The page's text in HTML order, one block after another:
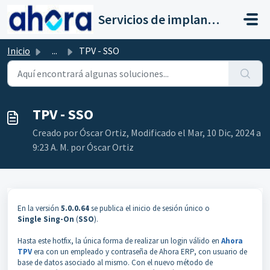
Saltar al contenido principal
Servicios de implantación a clientes de Ahora
Inicio ... TPV - SSO
TPV - SSO
Creado por Óscar Ortiz, Modificado el Mar, 10 Dic, 2024 a
9:23 A. M. por Óscar Ortiz
En la versión 5.0.0.64se publica el inicio de sesión único o
Single Sing-On (SSO).
Hasta este hotfix, la única forma de realizar un login válido en Ahora
TPVera con un empleado y contraseña de Ahora ERP, con usuario de
base de datos asociado al mismo. Con el nuevo método de